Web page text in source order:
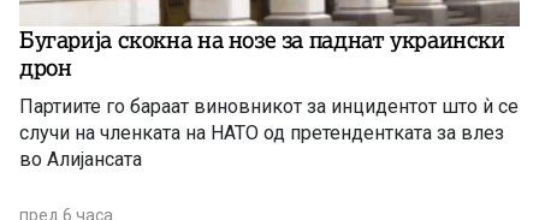
Бугарија скокна на нозе за паднат украински
дрон
Партиите го бараат виновникот за инцидентот што ѝ се
случи на членката на НАТО од претендентката за влез
во Алијансата
пред 6 часа